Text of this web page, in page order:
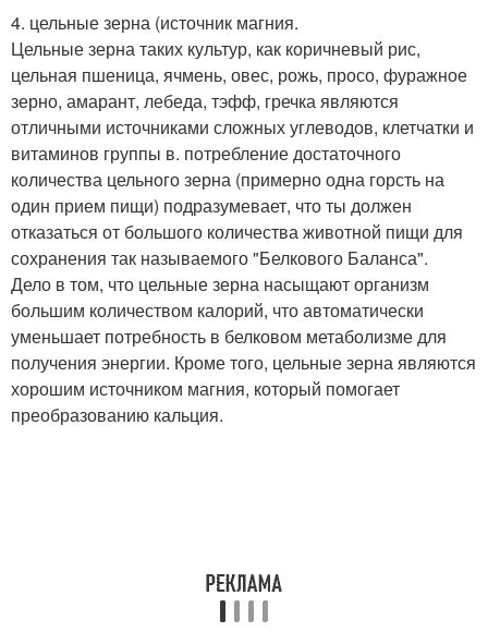
4. цельные зерна (источник магния.
Цельные зерна таких культур, как коричневый рис,
цельная пшеница, ячмень, овес, рожь, просо, фуражное
зерно, амарант, лебеда, тэфф, гречка являются
отличными источниками сложных углеводов, клетчатки и
витаминов группы в. потребление достаточного
количества цельного зерна (примерно одна горсть на
один прием пищи) подразумевает, что ты должен
отказаться от большого количества животной пищи для
сохранения так называемого "Белкового Баланса".
Дело в том, что цельные зерна насыщают организм
большим количеством калорий, что автоматически
уменьшает потребность в белковом метаболизме для
получения энергии. Кроме того, цельные зерна являются
хорошим источником магния, который помогает
преобразованию кальция.